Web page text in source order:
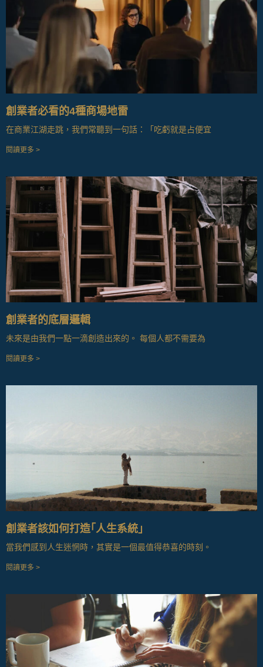
創業者必看的4種商場地雷
在商業江湖走跳，我們常聽到一句話：「吃虧就是占便宜
閱讀更多 >
創業者的底層邏輯
未來是由我們一點一滴創造出來的。 每個人都不需要為
閱讀更多 >
創業者該如何打造｢人生系統｣
當我們感到人生迷惘時，其實是一個最值得恭喜的時刻。
閱讀更多 >